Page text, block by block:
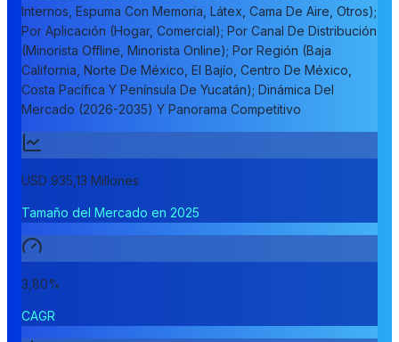
Internos, Espuma Con Memoria, Látex, Cama De Aire, Otros);
Por Aplicación (Hogar, Comercial); Por Canal De Distribución
(Minorista Offline, Minorista Online); Por Región (Baja
California, Norte De México, El Bajío, Centro De México,
Costa Pacífica Y Península De Yucatán); Dinámica Del
Mercado (2026-2035) Y Panorama Competitivo
USD 935,13 Millones
Tamaño del Mercado en 2025
3,80%
CAGR